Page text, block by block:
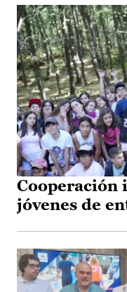
Cooperación
jóvenes de